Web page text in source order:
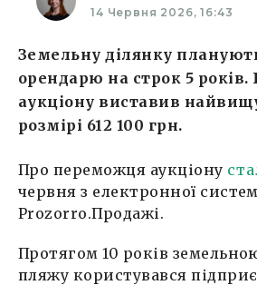
14 Червня 2026, 16:43
Земельну ділянку
орендарю на строк 5
аукціону виставив
розмірі 612 100 грн.
Про переможця аукціону
червня з електронної
Prozorro.Продажі.
Протягом 10 років
пляжу користувався